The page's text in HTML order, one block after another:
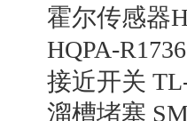
霍尔传感器
HQPA-
接近开关
溜槽堵塞